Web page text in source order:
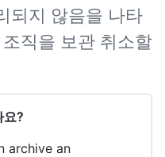
되지 않음을 나타
직을 보관 취소할
요?
archive an